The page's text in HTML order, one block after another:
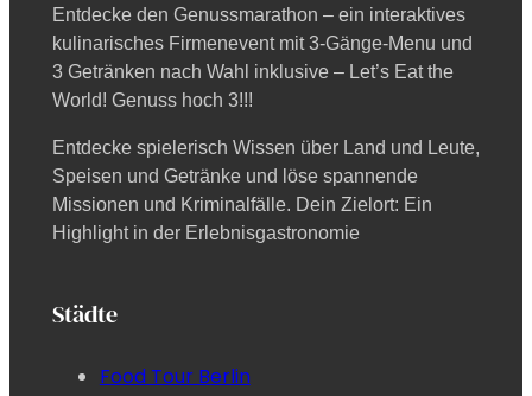
Entdecke den Genussmarathon – ein interaktives
kulinarisches Firmenevent mit 3-Gänge-Menu und
3 Getränken nach Wahl inklusive – Let’s Eat the
World! Genuss hoch 3!!!
Entdecke spielerisch Wissen über Land und Leute,
Speisen und Getränke und löse spannende
Missionen und Kriminalfälle. Dein Zielort: Ein
Highlight in der Erlebnisgastronomie
Städte
Food Tour Berlin